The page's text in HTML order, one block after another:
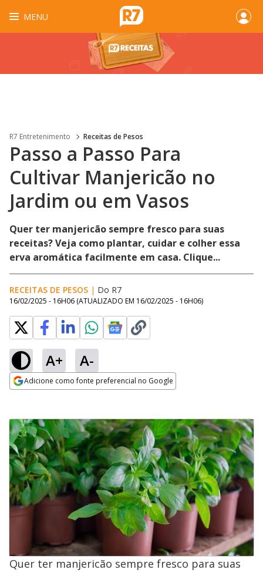
MENU
R7 Entretenimento Receitas de Pesos
Passo a Passo Para
Cultivar Manjericão no
Jardim ou em Vasos
Quer ter manjericão sempre fresco para suas
receitas? Veja como plantar, cuidar e colher essa
erva aromática facilmente em casa. Clique...
RECEITAS DE PESOS | Do R7
16/02/2025 - 16H06 (ATUALIZADO EM 16/02/2025 - 16H06)
A+ A-
Adicione como fonte preferencial no Google
Quer ter manjericão sempre fresco para suas